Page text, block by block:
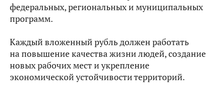
федеральных, региональных и муниципальных
программ.
Каждый вложенный рубль должен работать
на повышение качества жизни людей, создание
новых рабочих мест и укрепление
экономической устойчивости территорий.